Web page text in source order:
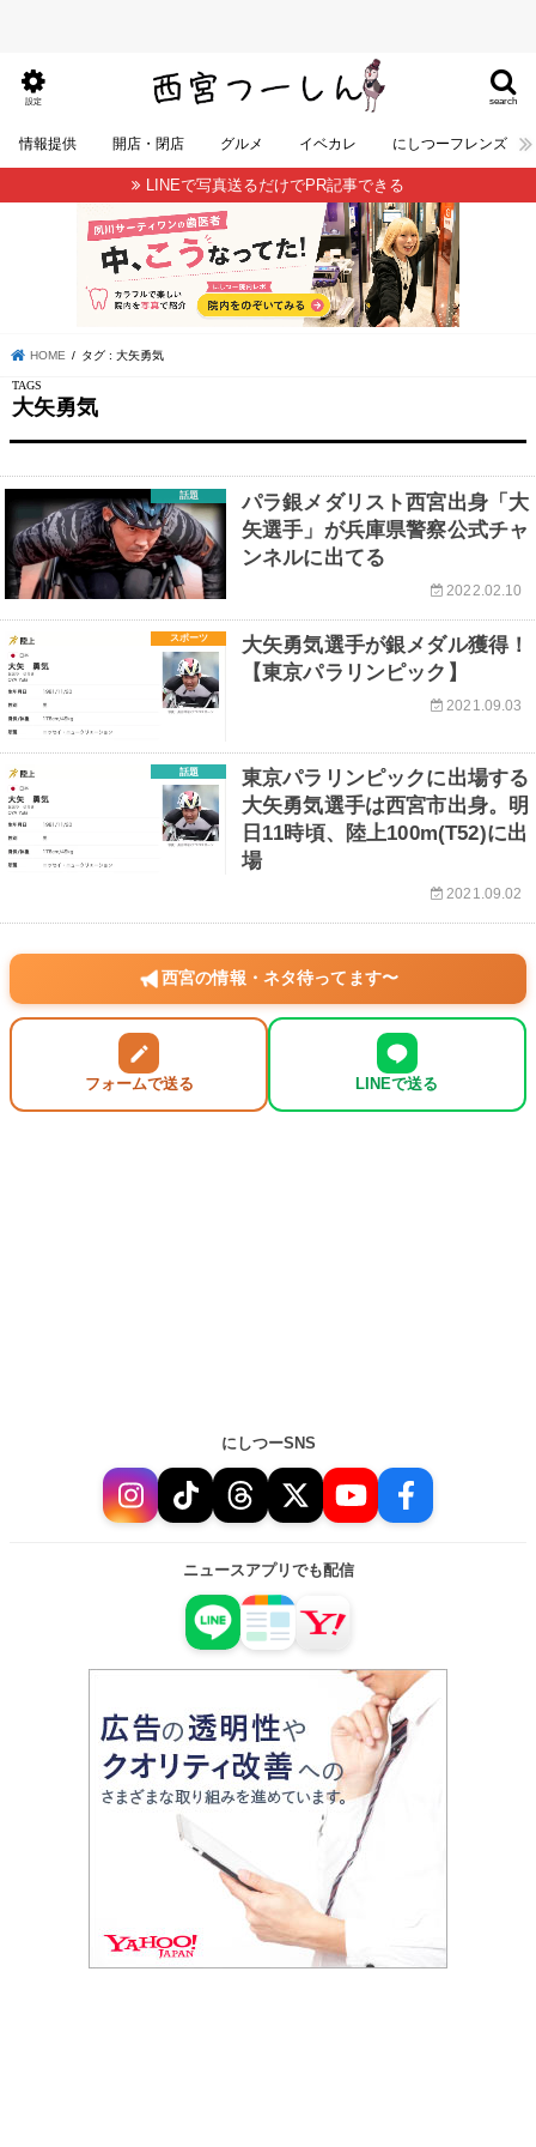
search
設定
情報提供 開店・閉店 グルメ イベカレ にしつーフレンズ
LINEで写真送るだけでPR記事できる
HOME タグ : 大矢勇気
大矢勇気
話題
パラ銀メダリスト西宮出身「大
矢選手」が兵庫県警察公式チャ
ンネルに出てる
2022.02.10
スポーツ
大矢勇気選手が銀メダル獲得！
【東京パラリンピック】
2021.09.03
話題
東京パラリンピックに出場する
大矢勇気選手は西宮市出身。明
日11時頃、陸上100m(T52)に出
場
2021.09.02
西宮の情報・ネタ待ってます〜
フォームで送る LINEで送る
にしつーSNS
ニュースアプリでも配信